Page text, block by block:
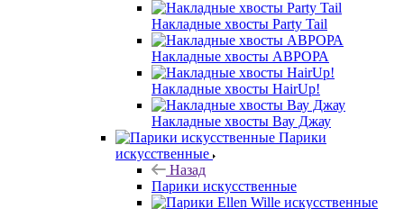
Накладные хвосты Party Tail
Накладные хвосты АВРОРА
Накладные хвосты HairUp!
Накладные хвосты Вау Джау
Парики
искусственные
Назад
Парики искусственные